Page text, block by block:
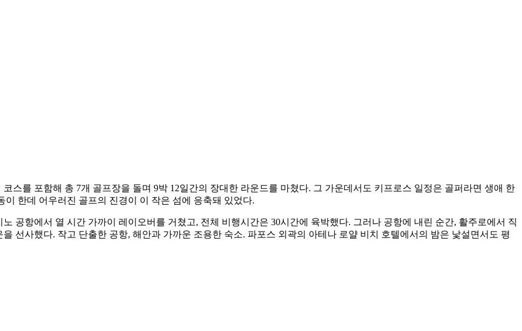
스를 포함해 총 7개 골프장을 돌며 9박 12일간의 장대한 라운드를 마쳤다. 그 가운데서도 키프로스 일정은 골퍼라면 생애 한
한데 어우러진 골프의 진경이 이 작은 섬에 응축돼 있었다.
공항에서 열 시간 가까이 레이오버를 거쳤고, 전체 비행시간은 30시간에 육박했다. 그러나 공항에 내린 순간, 활주로에서 직
선사했다. 작고 단출한 공항, 해안과 가까운 조용한 숙소. 파포스 외곽의 아테나 로얄 비치 호텔에서의 밤은 낯설면서도 평